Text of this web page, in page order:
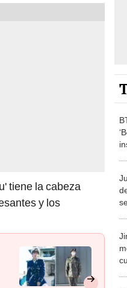
tiene la cabeza
y los